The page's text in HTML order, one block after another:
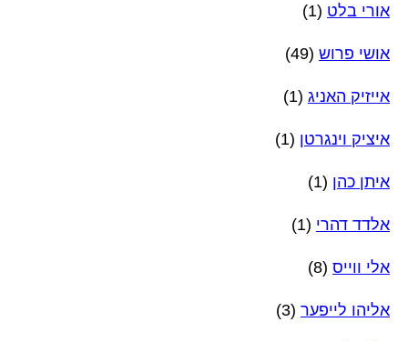
אורי בלט (1)
אושי פרוש (49)
אייזיק האניג (1)
איציק וינגרטן (1)
איתן כהן (1)
אלדד דהרי (1)
אלי ווייס (8)
אליהו לייפער (3)